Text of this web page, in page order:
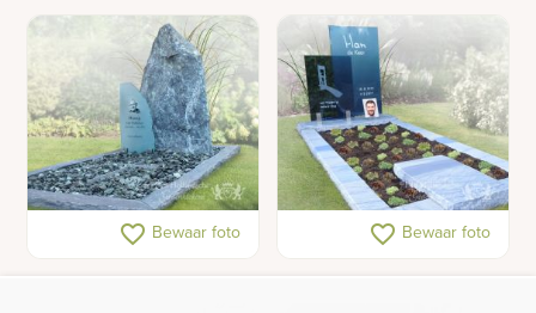
Grijs-blauwe ruwe
favorite_border Bewaar foto
Grafsteen met kleuren
van de oceaan
favorite_border Bewaar foto